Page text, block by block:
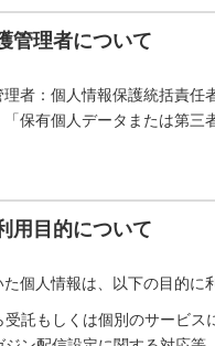
管理者について
者：個人情報保護統括責任
保有個人データまたは第三
用目的について
個人情報は、以下の目的に
受託もしくは個別のサービ